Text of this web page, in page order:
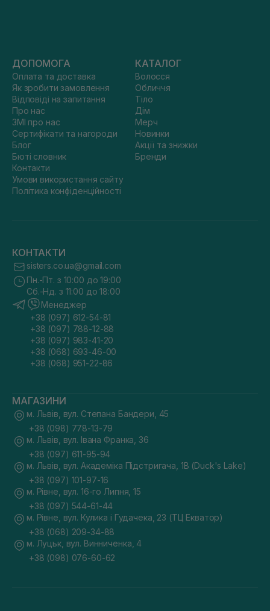
ДОПОМОГА
Оплата та доставка
Як зробити замовлення
Відповіді на запитання
Про нас
ЗМІ про нас
Сертифікати та нагороди
Блог
Бюті словник
Контакти
Умови використання сайту
Політика конфіденційності
КАТАЛОГ
Волосся
Обличчя
Тіло
Дім
Мерч
Новинки
Акції та знижки
Бренди
КОНТАКТИ
sisters.co.ua@gmail.com
Пн.-Пт. з 10:00 до 19:00
Сб.-Нд. з 11:00 до 18:00
Менеджер
+38 (097) 612-54-81
+38 (097) 788-12-88
+38 (097) 983-41-20
+38 (068) 693-46-00
+38 (068) 951-22-86
МАГАЗИНИ
м. Львів, вул. Степана Бандери, 45
+38 (098) 778-13-79
м. Львів, вул. Івана Франка, 36
+38 (097) 611-95-94
м. Львів, вул. Академіка Підстригача, 1В (Duck's Lake)
+38 (097) 101-97-16
м. Рівне, вул. 16-го Липня, 15
+38 (097) 544-61-44
м. Рівне, вул. Кулика і Гудачека, 23 (ТЦ Екватор)
+38 (068) 209-34-88
м. Луцьк, вул. Винниченка, 4
+38 (098) 076-60-62